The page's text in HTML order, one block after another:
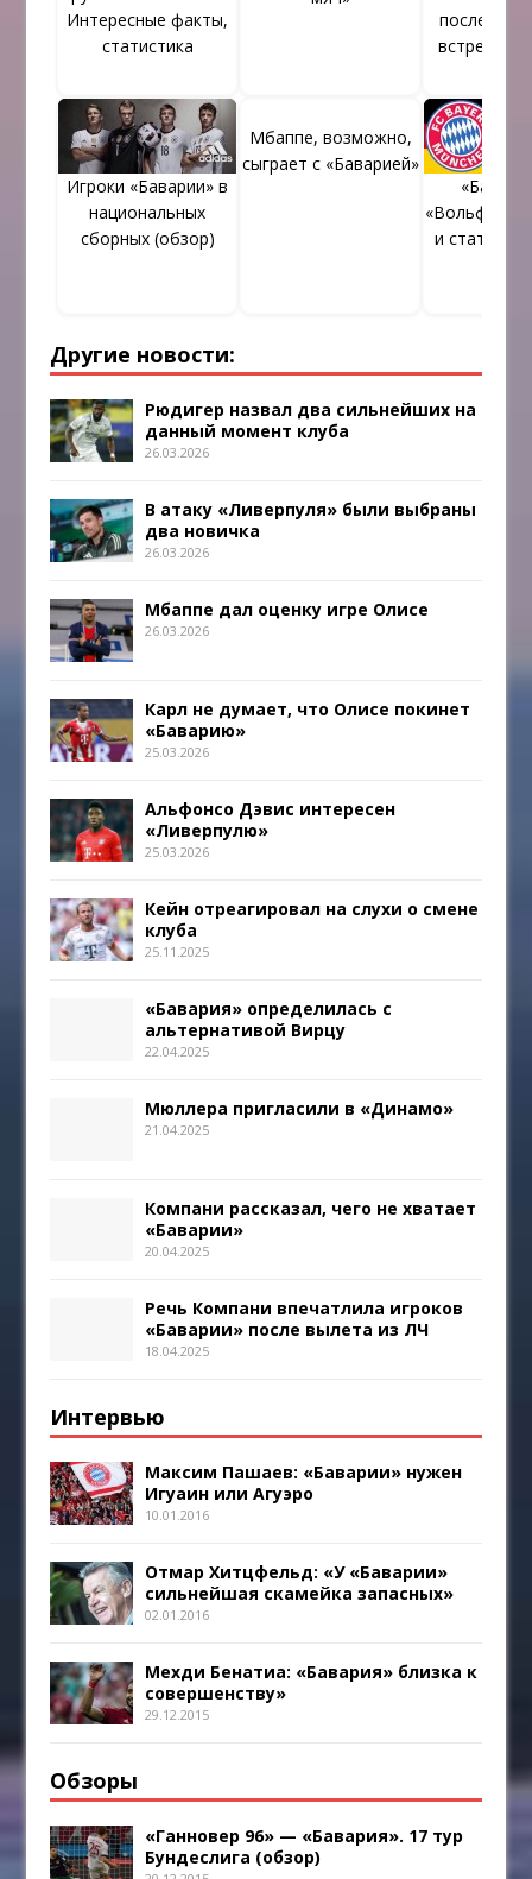
Интересные факты,
статистика
последних
встречах
Игроки «Баварии» в
национальных
сборных (обзор)
Мбаппе, возможно,
сыграет с «Баварией»
и
Другие новости:
Рюдигер назвал два сильнейших на
данный момент клуба
26.03.2026
В атаку «Ливерпуля» были выбраны
два новичка
26.03.2026
Мбаппе дал оценку игре Олисе
26.03.2026
Карл не думает, что Олисе покинет
«Баварию»
25.03.2026
Альфонсо Дэвис интересен
«Ливерпулю»
25.03.2026
Кейн отреагировал на слухи о смене
клуба
25.11.2025
«Бавария» определилась с
альтернативой Вирцу
22.04.2025
Мюллера пригласили в «Динамо»
21.04.2025
Компани рассказал, чего не хватает
«Баварии»
20.04.2025
Речь Компани впечатлила игроков
«Баварии» после вылета из ЛЧ
18.04.2025
Интервью
Максим Пашаев: «Баварии» нужен
Игуаин или Агуэро
10.01.2016
Отмар Хитцфельд: «У «Баварии»
сильнейшая скамейка запасных»
02.01.2016
Мехди Бенатиа: «Бавария» близка к
совершенству»
29.12.2015
Обзоры
«Ганновер 96» — «Бавария». 17 тур
Бундеслига (обзор)